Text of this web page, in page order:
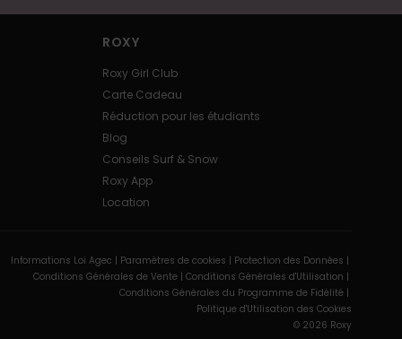
ROXY
Roxy Girl Club
Carte Cadeau
Réduction pour les étudiants
Blog
Conseils Surf & Snow
Roxy App
Location
Informations Loi Agec | Paramètres de cookies | Protection des Données |
Conditions Générales de Vente | Conditions Générales d'Utilisation |
Conditions Générales du Programme de Fidélité |
Politique d'Utilisation des Cookies
© 2026 Roxy